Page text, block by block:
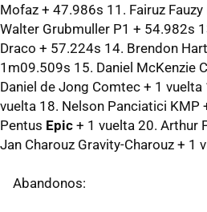
Mofaz + 47.986s 11. Fairuz
Walter Grubmuller P1 + 54.982s
Draco + 57.224s 14. Brendon
1m09.509s 15. Daniel McKenzie
Daniel de Jong Comtec + 1 vuelta
vuelta 18. Nelson Panciatici KMP
Pentus Epic + 1 vuelta 20. Arthur
Jan Charouz Gravity-Charouz + 1
Abandonos: